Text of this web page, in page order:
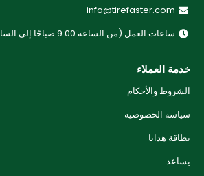
info@tirefaster.com
ساعات العمل (من الساعة 9:00 صباحًا إلى الساعة 6:00 مساءً)
خدمة العملاء
الشروط والأحكام
سياسة الخصوصية
بطاقة هدايا
يساعد